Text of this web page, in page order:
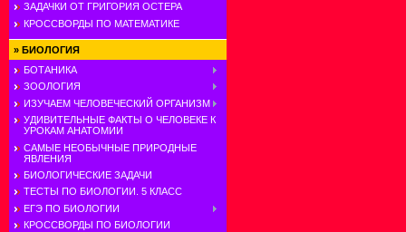
ЗАДАЧКИ ОТ ГРИГОРИЯ ОСТЕРА
КРОССВОРДЫ ПО МАТЕМАТИКЕ
» БИОЛОГИЯ
БОТАНИКА
ЗООЛОГИЯ
ИЗУЧАЕМ ЧЕЛОВЕЧЕСКИЙ ОРГАНИЗМ
УДИВИТЕЛЬНЫЕ ФАКТЫ О ЧЕЛОВЕКЕ К
УРОКАМ АНАТОМИИ
САМЫЕ НЕОБЫЧНЫЕ ПРИРОДНЫЕ
ЯВЛЕНИЯ
БИОЛОГИЧЕСКИЕ ЗАДАЧИ
ТЕСТЫ ПО БИОЛОГИИ. 5 КЛАСС
ЕГЭ ПО БИОЛОГИИ
КРОССВОРДЫ ПО БИОЛОГИИ